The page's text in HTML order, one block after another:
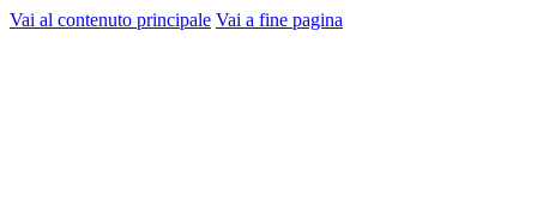
Vai al contenuto principale Vai a fine pagina